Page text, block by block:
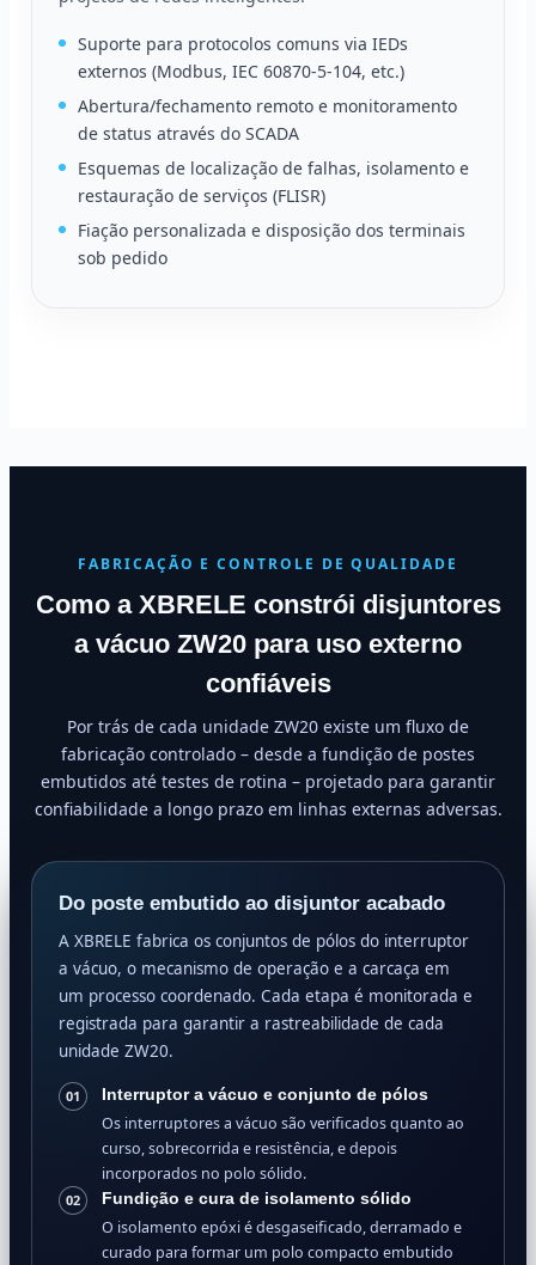
Suporte para protocolos comuns via IEDs
externos (Modbus, IEC 60870-5-104, etc.)
Abertura/fechamento remoto e monitoramento
de status através do SCADA
Esquemas de localização de falhas, isolamento e
restauração de serviços (FLISR)
Fiação personalizada e disposição dos terminais
sob pedido
FABRICAÇÃO E CONTROLE DE QUALIDADE
Como a XBRELE constrói disjuntores
a vácuo ZW20 para uso externo
confiáveis
Por trás de cada unidade ZW20 existe um fluxo de
fabricação controlado – desde a fundição de postes
embutidos até testes de rotina – projetado para garantir
confiabilidade a longo prazo em linhas externas adversas.
Do poste embutido ao disjuntor acabado
A XBRELE fabrica os conjuntos de pólos do interruptor
a vácuo, o mecanismo de operação e a carcaça em
um processo coordenado. Cada etapa é monitorada e
registrada para garantir a rastreabilidade de cada
unidade ZW20.
01 Interruptor a vácuo e conjunto de pólos
Os interruptores a vácuo são verificados quanto ao
curso, sobrecorrida e resistência, e depois
incorporados no polo sólido.
02 Fundição e cura de isolamento sólido
O isolamento epóxi é desgaseificado, derramado e
curado para formar um polo compacto embutido